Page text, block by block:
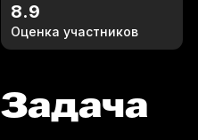
8.9
Оценка участников
Задача